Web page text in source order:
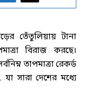
তেঁতুলিয়ায় টানা
বিরাজ করছে।
তাপমাত্রা রেকর্ড
সারা দেশের মধ্যে